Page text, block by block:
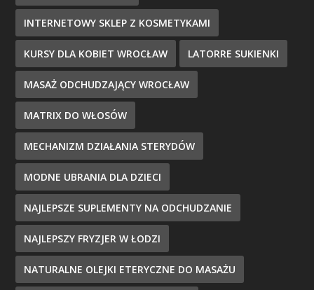
INTERNETOWY SKLEP Z KOSMETYKAMI
KURSY DLA KOBIET WROCŁAW LATORRE SUKIENKI
MASAŻ ODCHUDZAJĄCY WROCŁAW
MATRIX DO WŁOSÓW
MECHANIZM DZIAŁANIA STERYDÓW
MODNE UBRANIA DLA DZIECI
NAJLEPSZE SUPLEMENTY NA ODCHUDZANIE
NAJLEPSZY FRYZJER W ŁODZI
NATURALNE OLEJKI ETERYCZNE DO MASAŻU